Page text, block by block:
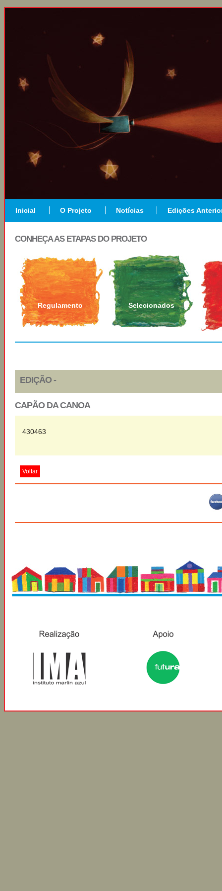
Inicial O Projeto Notícias Edições
CONHEÇA AS ETAPAS DO PROJETO
Regulamento Selecionados
EDIÇÃO -
CAPÃO DA CANOA
430463
Voltar